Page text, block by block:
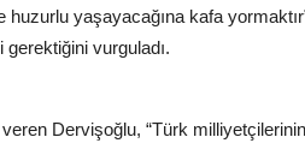
huzurlu yaşayacağına kafa
vurguladı.
Dervişoğlu, “Türk